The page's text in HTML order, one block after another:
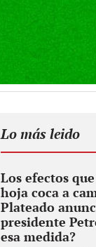
Lo más leido
Los efectos
hoja coca a
Plateado
presidente
esa medida?